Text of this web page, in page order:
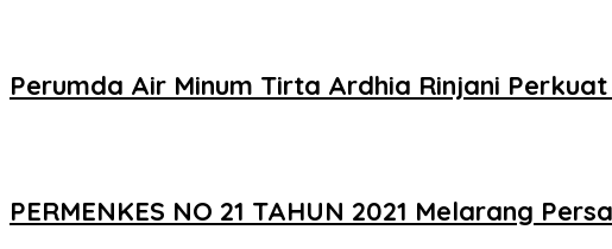
Perumda Air Minum Tirta Ardhia Rinjani
PERMENKES NO 21 TAHUN 2021 Melarang